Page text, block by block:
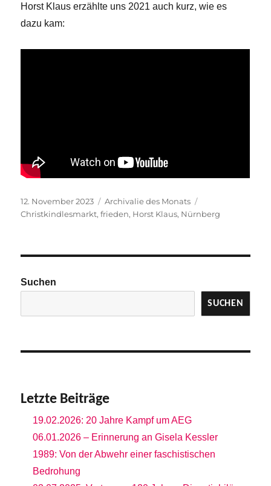
Horst Klaus erzählte uns 2021 auch kurz, wie es
dazu kam:
Veröffentlicht
am
12. November 2023 Kategorien
Archivalie des Monats
Christkindlesmarkt,frieden, Horst Klaus, Nürnberg
Suchen
SUCHEN
Letzte Beiträge
19.02.2026: 20 Jahre Kampf um AEG
06.01.2026 – Erinnerung an Gisela Kessler
1989: Von der Abwehr einer faschistischen
Bedrohung